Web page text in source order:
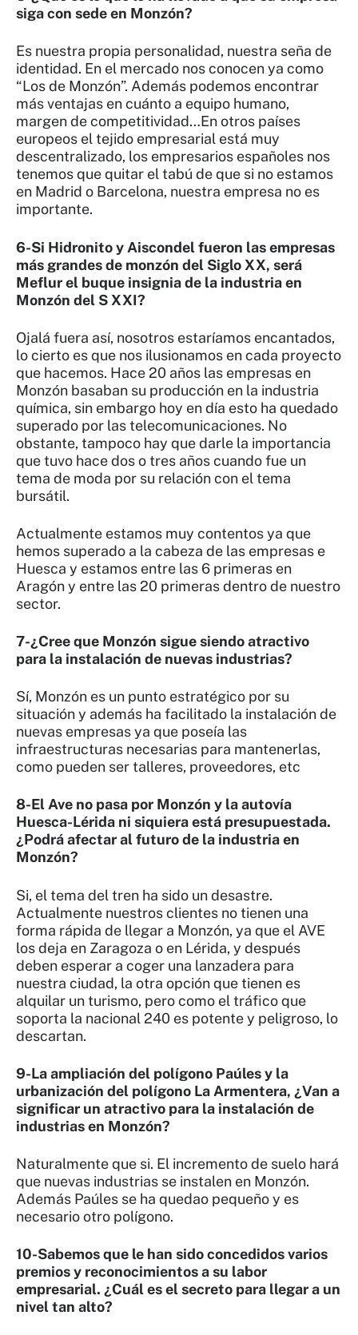
siga con sede en Monzón?
Es nuestra propia personalidad, nuestra seña de
identidad. En el mercado nos conocen ya como
“Los de Monzón”. Además podemos encontrar
más ventajas en cuánto a equipo humano,
margen de competitividad…En otros países
europeos el tejido empresarial está muy
descentralizado, los empresarios españoles nos
tenemos que quitar el tabú de que si no estamos
en Madrid o Barcelona, nuestra empresa no es
importante.
6-Si Hidronito y Aiscondel fueron las empresas
más grandes de monzón del Siglo XX, será
Meflur el buque insignia de la industria en
Monzón del S XXI?
Ojalá fuera así, nosotros estaríamos encantados,
lo cierto es que nos ilusionamos en cada proyecto
que hacemos. Hace 20 años las empresas en
Monzón basaban su producción en la industria
química, sin embargo hoy en día esto ha quedado
superado por las telecomunicaciones. No
obstante, tampoco hay que darle la importancia
que tuvo hace dos o tres años cuando fue un
tema de moda por su relación con el tema
bursátil.
Actualmente estamos muy contentos ya que
hemos superado a la cabeza de las empresas e
Huesca y estamos entre las 6 primeras en
Aragón y entre las 20 primeras dentro de nuestro
sector.
7-¿Cree que Monzón sigue siendo atractivo
para la instalación de nuevas industrias?
Sí, Monzón es un punto estratégico por su
situación y además ha facilitado la instalación de
nuevas empresas ya que poseía las
infraestructuras necesarias para mantenerlas,
como pueden ser talleres, proveedores, etc
8-El Ave no pasa por Monzón y la autovía
Huesca-Lérida ni siquiera está presupuestada.
¿Podrá afectar al futuro de la industria en
Monzón?
Si, el tema del tren ha sido un desastre.
Actualmente nuestros clientes no tienen una
forma rápida de llegar a Monzón, ya que el AVE
los deja en Zaragoza o en Lérida, y después
deben esperar a coger una lanzadera para
nuestra ciudad, la otra opción que tienen es
alquilar un turismo, pero como el tráfico que
soporta la nacional 240 es potente y peligroso, lo
descartan.
9-La ampliación del polígono Paúles y la
urbanización del polígono La Armentera, ¿Van a
significar un atractivo para la instalación de
industrias en Monzón?
Naturalmente que si. El incremento de suelo hará
que nuevas industrias se instalen en Monzón.
Además Paúles se ha quedao pequeño y es
necesario otro polígono.
10-Sabemos que le han sido concedidos varios
premios y reconocimientos a su labor
empresarial. ¿Cuál es el secreto para llegar a un
nivel tan alto?